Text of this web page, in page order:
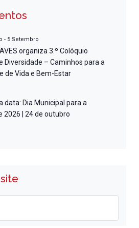
- 5 Setembro
organiza 3.º Colóquio
Diversidade – Caminhos para a
de Vida e Bem-Estar
data: Dia Municipal para a
2026 | 24 de outubro